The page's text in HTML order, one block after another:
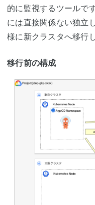
的に監視するツールで
には直接関係ない独立
様に新クラスタへ移行
移行前の構成